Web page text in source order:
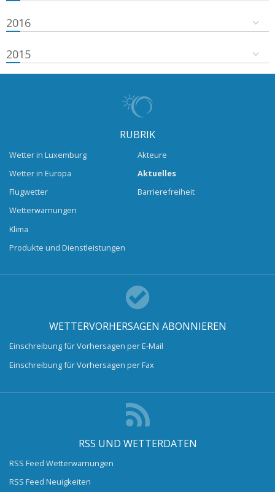
2016
2015
RUBRIK
Wetter in Luxemburg
Wetter in Europa
Flugwetter
Wetterwarnungen
Klima
Produkte und Dienstleistungen
Akteure
Aktuelles
Barrierefreiheit
WETTERVORHERSAGEN ABONNIEREN
Einschreibung für Vorhersagen per E-Mail
Einschreibung für Vorhersagen per Fax
RSS UND WETTERDATEN
RSS Feed Wetterwarnungen
RSS Feed Neuigkeiten